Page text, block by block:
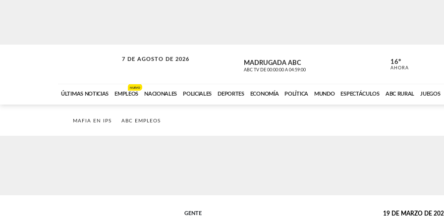
7 DE AGOSTO DE 2026
SOLO MÚSICA MADRUGADA ABC
ABC TV DE 00:00:00 A 04:59:00 ABC CARDINAL
16º
AHORA
ÚLTIMAS NOTICIAS EMPLEOS
NUEVO
NACIONALES POLICIALES DEPORTES ECONOMÍA POLÍTICA MUNDO ESPECTÁCULOS ABC RURAL JUEGOS
MAFIA EN IPS ABC EMPLEOS
GENTE 19 DE MARZO DE